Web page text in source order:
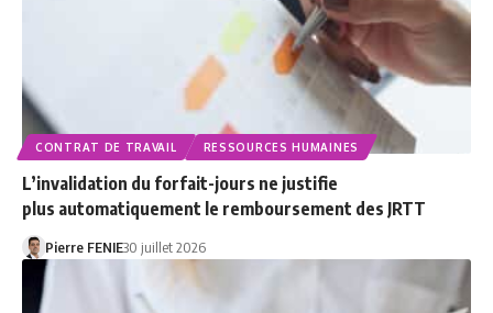
CONTRAT DE TRAVAIL RESSOURCES HUMAINES
L’invalidation du forfait-jours ne justifie
plus automatiquement le remboursement des JRTT
Pierre FENIE30 juillet 2026